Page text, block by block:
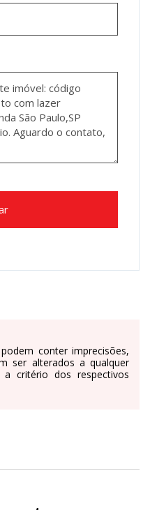
conter imprecisões,
ser alterados a qualquer
critério dos respectivos